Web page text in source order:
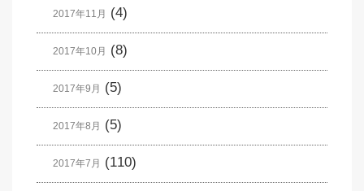
2017年11月 (4)
2017年10月 (8)
2017年9月 (5)
2017年8月 (5)
2017年7月 (110)